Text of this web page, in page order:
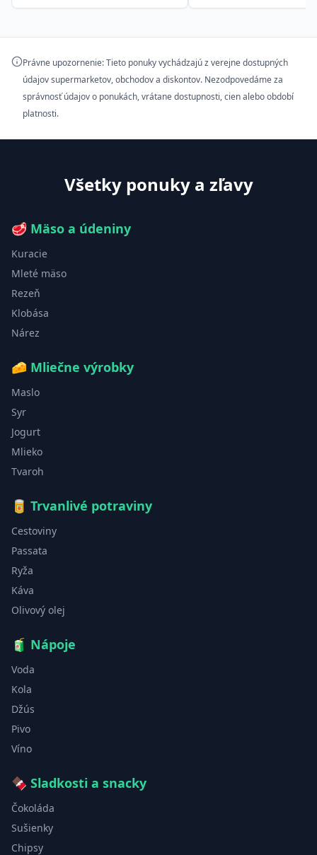
Právne upozornenie: Tieto ponuky vychádzajú z verejne dostupných
údajov supermarketov, obchodov a diskontov. Nezodpovedáme za
správnosť údajov o ponukách, vrátane dostupnosti, cien alebo období
platnosti.
Všetky ponuky a zľavy
🥩 Mäso a údeniny
Kuracie
Mleté mäso
Rezeň
Klobása
Nárez
🧀 Mliečne výrobky
Maslo
Syr
Jogurt
Mlieko
Tvaroh
🥫 Trvanlivé potraviny
Cestoviny
Passata
Ryža
Káva
Olivový olej
🧃 Nápoje
Voda
Kola
Džús
Pivo
Víno
🍫 Sladkosti a snacky
Čokoláda
Sušienky
Chipsy